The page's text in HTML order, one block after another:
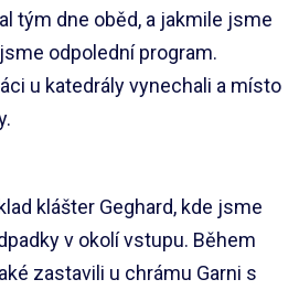
tým dne oběd, a jakmile jsme
odpolední program.
u katedrály vynechali a místo
klášter Geghard, kde jsme
v okolí vstupu. Během
zastavili u chrámu Garni s